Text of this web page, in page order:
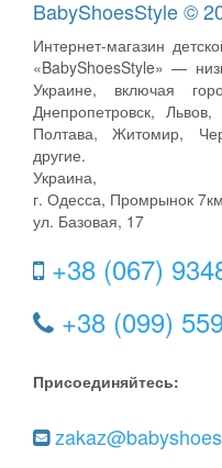
BabyShoesStyle ©
Интернет-магазин
«BabyShoesStyle» —
Украине, включая
Днепропетровск,
Полтава, Житомир,
другие.
Украина,
г. Одесса, Промрынок
ул. Базовая, 17
+38 (067)
+38 (099)
Присоединяйтесь: